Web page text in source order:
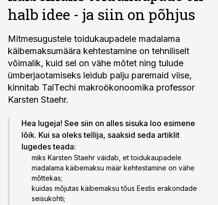
halb idee - ja siin on põhjus
Mitmesugustele toidukaupadele madalama
käibemaksumäära kehtestamine on tehniliselt
võimalik, kuid sel on vähe mõtet ning tulude
ümberjaotamiseks leidub palju paremaid viise,
kinnitab TalTechi makroökonoomika professor
Karsten Staehr.
Hea lugeja! See siin on alles sisuka loo esimene
lõik. Kui sa oleks tellija, saaksid seda artiklit
lugedes teada:
miks Karsten Staehr väidab, et toidukaupadele
madalama käibemaksu määr kehtestamine on vähe
mõttekas;
kuidas mõjutas käibemaksu tõus Eestis erakondade
seisukohti;